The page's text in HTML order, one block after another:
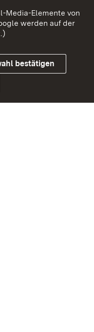
Media-Elemente von
werden auf der
bestätigen